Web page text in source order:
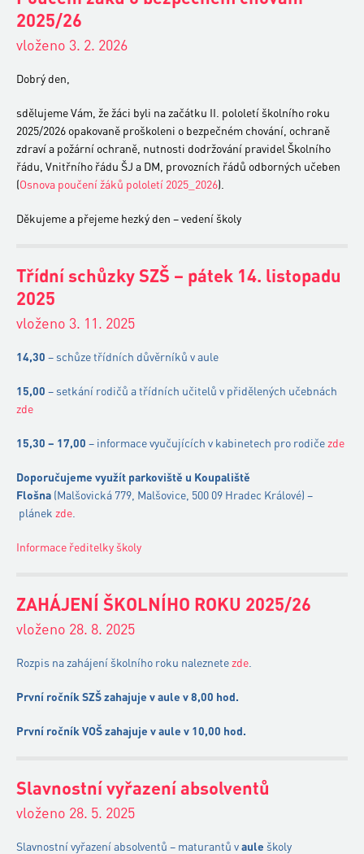
2025/26
vloženo 3. 2. 2026
Dobrý den,
sdělujeme Vám, že žáci byli na začátku II. pololetí školního roku
2025/2026 opakovaně proškoleni o bezpečném chování, ochraně
zdraví a požární ochraně, nutnosti dodržování pravidel Školního
řádu, Vnitřního řádu ŠJ a DM, provozních řádů odborných učeben
(Osnova poučení žáků pololetí 2025_2026).
Děkujeme a přejeme hezký den – vedení školy
Třídní schůzky SZŠ – pátek 14. listopadu
2025
vloženo 3. 11. 2025
14,30 – schůze třídních důvěrníků v aule
15,00 – setkání rodičů a třídních učitelů v přidělených učebnách
zde
15,30 – 17,00 – informace vyučujících v kabinetech pro rodiče zde
Doporučujeme využít parkoviště u Koupaliště
Flošna (Malšovická 779, Malšovice, 500 09 Hradec Králové) –
plánek zde
Informace ředitelky školy
ZAHÁJENÍ ŠKOLNÍHO ROKU 2025/26
vloženo 28. 8. 2025
Rozpis na zahájení školního roku naleznete zde
První ročník SZŠ zahajuje v aule v 8,00 hod.
První ročník VOŠ zahajuje v aule v 10,00 hod.
Slavnostní vyřazení absolventů
vloženo 28. 5. 2025
Slavnostní vyřazení absolventů – maturantů vaule školy